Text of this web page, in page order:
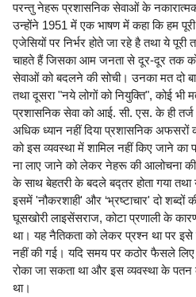
परन्तु नेहरू प्रशासनिक सेवाओं के
उन्होंने 1951 में एक भाषण में कहा कि हम
एजेसियों पर निर्भर होते जा रहे है तथा ये पूरी
चाहते हैं जिसका आम जनता से दूर-दूर तक
सेवाओं को बदलने की सोची। उनका मत दो
तथा दूसरा "नये लोगों को नियुक्ति", कोई भी
प्रशासनिक सेवा को आई. सी. एस. के ही तर्ज
अधिक ध्यान नहीं दिया प्रशासनिक अफसरों
को इस व्यवस्था में शामिल नहीं किए जाने
ना लाए जाने को लेकर नेहरू की आलोचना
के साथ बेहतरी के बदले बद्तर होता गया
इसमें 'नौकरशाही' और ‘भ्रष्टाचार' दो शब्दों
घूसखोरी लाइसेंसराज, कोटा प्रणाली के
था। यह नैतिकता को लेकर प्रश्न था पर
नहीं की गई। यदि समय पर कठोर फैसले लिए
रोका जा सकता था और इस व्यवस्था के
था।